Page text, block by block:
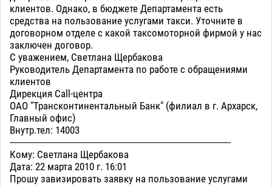
клиентов. Однако, в бюджете Департамента есть
средства на пользование услугами такси. Уточните в
договорном отделе с какой таксомоторной фирмой у нас
заключен договор.
С уважением, Светлана Щербакова
Руководитель Департамента по работе с обращениями
клиентов
Дирекция Call-центра
ОАО "Трансконтинентальный Банк" (филиал в г. Архарск,
Главный офис)
Внутр.тел: 14003
-------------------------------------------------------------------------------------------
Кому: Светлана Щербакова
Дата: 22 марта 2010 г. 16:01
Прошу завизировать заявку на пользование услугами